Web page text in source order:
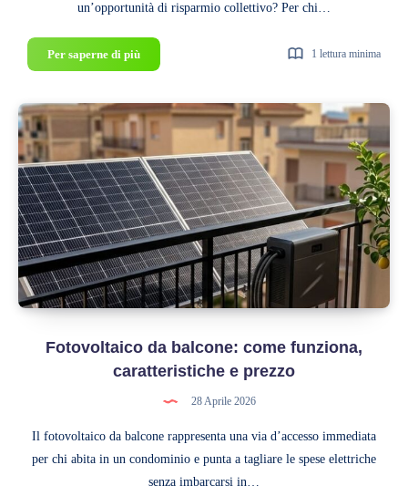
un’opportunità di risparmio collettivo? Per chi…
Per saperne di piùGuida
alle
2026:
come
aderire
se
vivi
in
un
comune
fino
a
abitanti
1 lettura minima
Fotovoltaico da balcone: come funziona,
caratteristiche e prezzo
28 Aprile 2026
Il fotovoltaico da balcone rappresenta una via d’accesso immediata
per chi abita in un condominio e punta a tagliare le spese elettriche
senza imbarcarsi in…